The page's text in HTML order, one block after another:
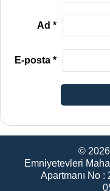
Ad*
E-posta*
© 2026
Emniyetevleri
Apartmanı No :